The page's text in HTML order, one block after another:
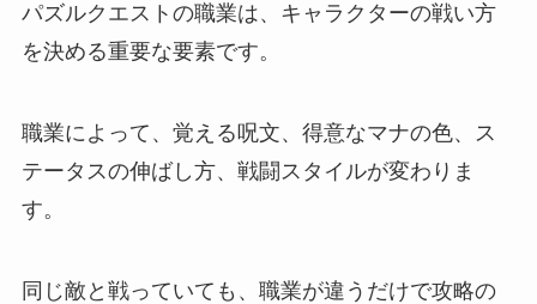
パズルクエストの職業は、キャラクターの戦い方
を決める重要な要素です。
職業によって、覚える呪文、得意なマナの色、ス
テータスの伸ばし方、戦闘スタイルが変わりま
す。
同じ敵と戦っていても、職業が違うだけで攻略の